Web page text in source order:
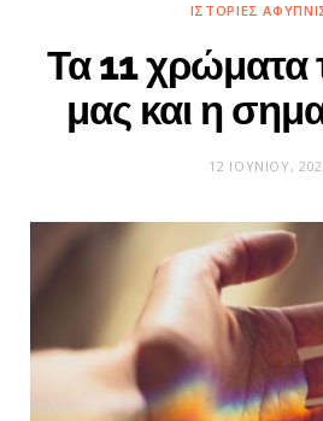
ΙΣΤΟΡΊΕΣ
Τα 11 χρώματα
μας και η
12 ΙΟΥΝΊΟΥ,